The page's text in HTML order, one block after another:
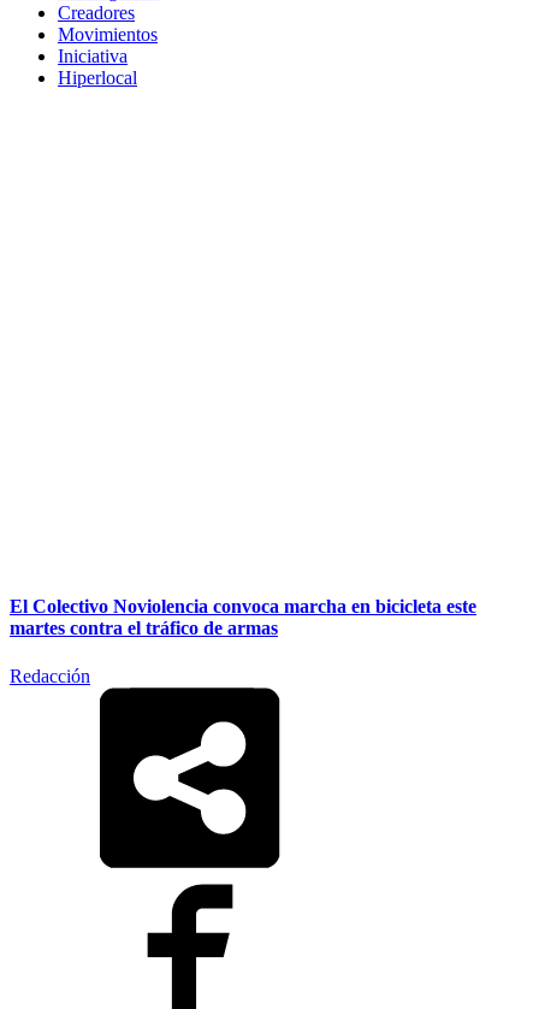
Creadores
Movimientos
Iniciativa
Hiperlocal
El Colectivo Noviolencia convoca marcha en bicicleta este
martes contra el tráfico de armas
Redacción